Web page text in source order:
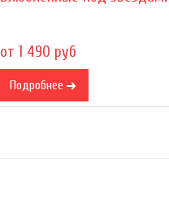
от 1 490 руб
Подробнее